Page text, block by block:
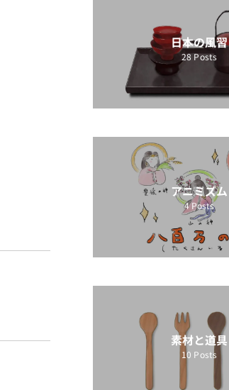
日本の風習
28Posts
アニミズム
4Posts
素材と道具
10 Posts